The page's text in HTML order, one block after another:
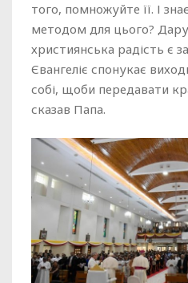
того, помножуйте її. І
методом для цього?
християнська радість є
Євангеліє спонукає
собі, щоби передавати
сказав Папа.